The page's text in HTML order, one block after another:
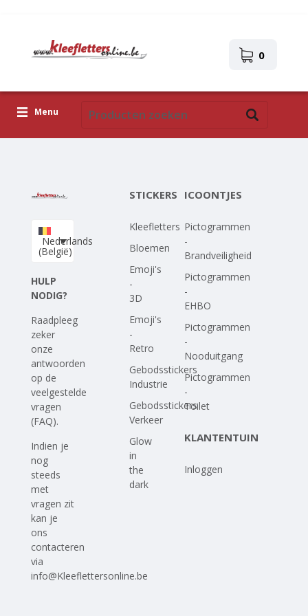
0
Menu
Upload je eigen ontwerp
Corona Covid-19
Nederlands
(België)
HULP
NODIG?
Raadpleeg
zeker
onze
antwoorden
op de
veelgestelde
vragen
(FAQ).
Indien je
nog
steeds
met
vragen zit
kan je
ons
contacteren
via
info@Kleeflettersonline.be
STICKERS
Kleefletters
Bloemen
Emoji's
-
3D
Emoji's
-
Retro
Gebodsstickers
Industrie
Gebodsstickers
Verkeer
Glow
in
the
dark
ICOONTJES
Pictogrammen
-
Brandveiligheid
Pictogrammen
-
EHBO
Pictogrammen
-
Nooduitgang
Pictogrammen
-
Toilet
KLANTENTUIN
Inloggen